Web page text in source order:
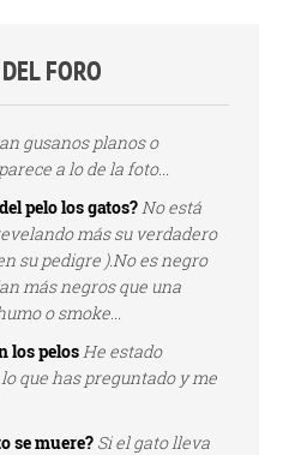
FORO
gusanos planos o
a lo de la foto...
pelo los gatos?No está
más su verdadero
su pedigre ).No es negro
más negros que una
o smoke...
los pelosHe estado
que has preguntado y me
se muere? Si el gato lleva